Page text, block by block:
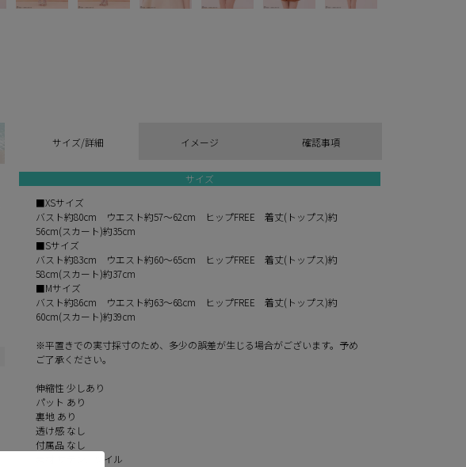
サイズ/詳細 イメージ 確認事項
サイズ
■XSサイズ
バスト約80cm ウエスト約57～62cm ヒップFREE 着丈(トップス)約
56cm(スカート)約35cm
■Sサイズ
バスト約83cm ウエスト約60～65cm ヒップFREE 着丈(トップス)約
58cm(スカート)約37cm
■Mサイズ
バスト約86cm ウエスト約63～68cm ヒップFREE 着丈(トップス)約
60cm(スカート)約39cm
※平置きでの実寸採寸のため、多少の誤差が生じる場合がございます。予め
ご了承ください。
伸縮性 少しあり
パット あり
裏地 あり
透け感 なし
付属品 なし
素材 サテン、ツイル